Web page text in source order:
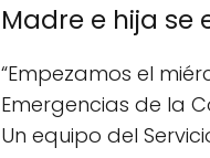
Madre e hija
“Empezamos el
Emergencias de la
Un equipo del